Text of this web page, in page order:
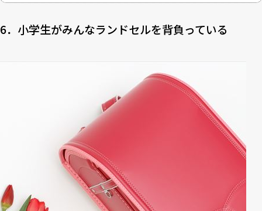
6．小学生がみんなランドセルを背負っている